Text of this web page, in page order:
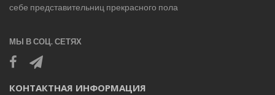
себе представительниц прекрасного пола
МЫ В СОЦ. СЕТЯХ
КОНТАКТНАЯ ИНФОРМАЦИЯ